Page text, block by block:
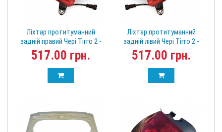
Ліхтар протитуманний
задній правий Чері Тігго 2 -
Chery Tiggo 2 J69-4416040
517.00 грн.
Ліхтар протитуманний
задній лівий Чері Тігго 2 -
Chery Tiggo 2 J69-4416030
517.00 грн.